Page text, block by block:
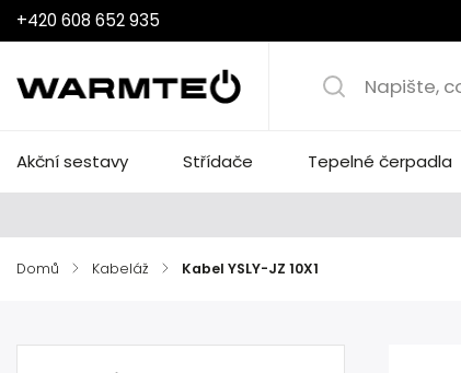
+420 608 652 935
Akční sestavy Střídače Tepelné čerpadla
Domů / Kabeláž / Kabel YSLY-JZ 10X1